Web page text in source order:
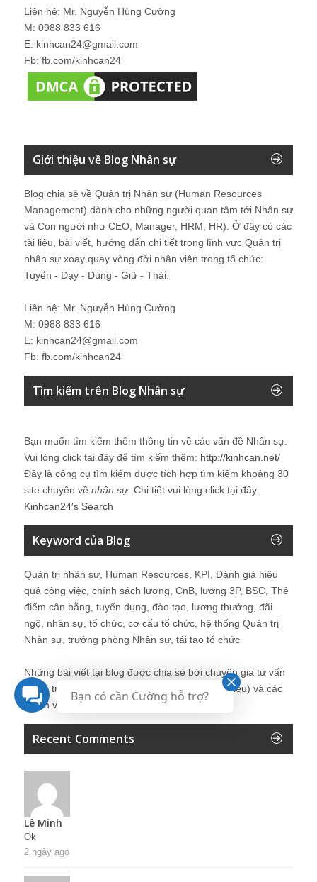
Liên hệ: Mr. Nguyễn Hùng Cường
M: 0988 833 616
E: kinhcan24@gmail.com
Fb: fb.com/kinhcan24
Giới thiệu về Blog Nhân sự
Blog chia sẻ về Quản trị Nhân sự (Human Resources
Management) dành cho những người quan tâm tới Nhân sự
và Con người như CEO, Manager, HRM, HR). Ở đây có các
tài liệu, bài viết, hướng dẫn chi tiết trong lĩnh vực Quản trị
nhân sự xoay quay vòng đời nhân viên trong tổ chức:
Tuyển - Dạy - Dùng - Giữ - Thải.
Liên hệ: Mr. Nguyễn Hùng Cường
M: 0988 833 616
E: kinhcan24@gmail.com
Fb: fb.com/kinhcan24
Tìm kiếm trên Blog Nhân sự
Bạn muốn tìm kiếm thêm thông tin về các vấn đề Nhân sự.
Vui lòng click tại đây để tìm kiếm thêm: http://kinhcan.net/
Đây là công cụ tìm kiếm được tích hợp tìm kiếm khoảng 30
site chuyên về nhân sự. Chi tiết vui lòng click tại đây:
Kinhcan24′s Search
Keyword của Blog
Quản trị nhân sự, Human Resources, KPI, Đánh giá hiệu
quả công việc, chính sách lương, CnB, lương 3P, BSC, Thẻ
điểm cân bằng, tuyển dụng, đào tạo, lương thưởng, đãi
ngộ, nhân sự, tổ chức, cơ cấu tổ chức, hệ thống Quản trị
Nhân sự, trưởng phòng Nhân sự, tái tạo tổ chức
Những bài viết tại blog được chia sẻ bởi chuyên gia tư vấn
Quản trị Nhân sự Nguyễn Hùng Cường (
giới thiệu) và các
thành viên khác trong cộng đồng Nhân sự.
Recent Comments
Lê Minh
Ok
2 ngày ago
Bạn có cần Cường hỗ trợ?